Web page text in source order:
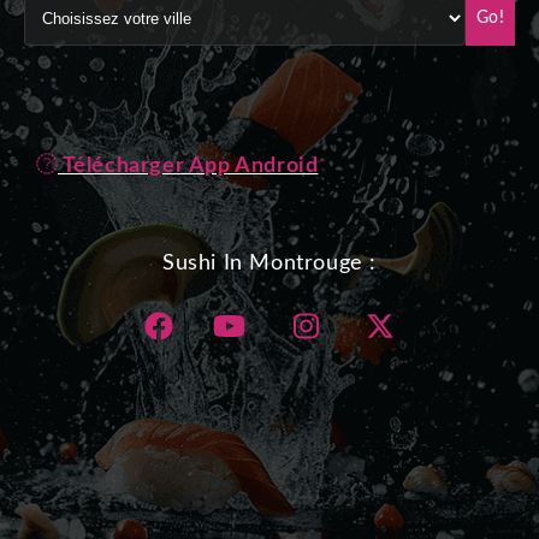
Go!
Télécharger App Android
Sushi In Montrouge :